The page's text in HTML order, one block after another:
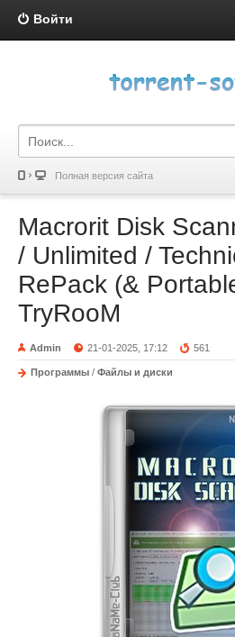
Войти
Полная версия сайта
Macrorit Disk
/ Unlimited /
RePack (&
TryRooM
Admin 21-01-2025, 17:12 561
Программы / Файлы и диски